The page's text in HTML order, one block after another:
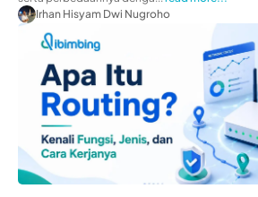
Irhan Hisyam Dwi Nugroho